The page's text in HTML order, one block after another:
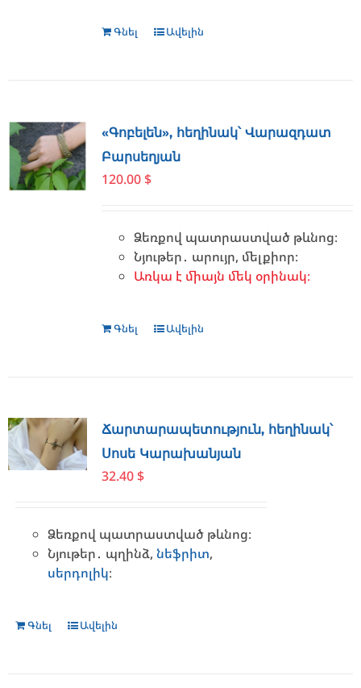
Գնել Ավելին
«Գոբելեն», հեղինակ՝ Վարազդատ
Բարսեղյան
120.00 $
Ձեռքով պատրաստված թևնոց։
Նյութեր․ արույր, մելքիոր։
Առկա է միայն մեկ օրինակ։
Գնել Ավելին
Ճարտարապետություն, հեղինակ՝
Սոսե Կարախանյան
32.40 $
Ձեռքով պատրաստված թևնոց։
Նյութեր․ պղինձ, նեֆրիտ,
սերդոլիկ։
Գնել Ավելին